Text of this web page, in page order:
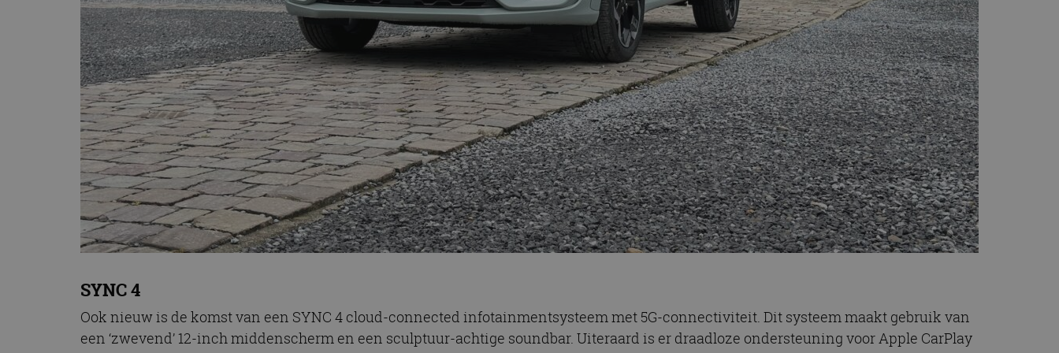
SYNC 4
Ook nieuw is de komst van een SYNC 4 cloud-connected infotainmentsysteem met 5G-connectiviteit. Dit systeem maakt gebruik van
een ‘zwevend’ 12-inch middenscherm en een sculptuur-achtige soundbar. Uiteraard is er draadloze ondersteuning voor Apple CarPlay